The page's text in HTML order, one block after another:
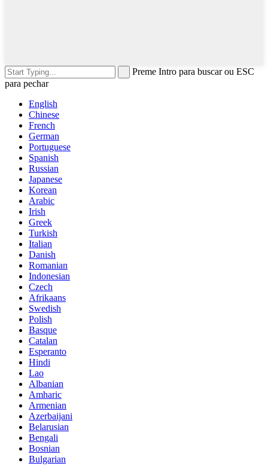
Preme Intro para buscar ou ESC
para pechar
English
Chinese
French
German
Portuguese
Spanish
Russian
Japanese
Korean
Arabic
Irish
Greek
Turkish
Italian
Danish
Romanian
Indonesian
Czech
Afrikaans
Swedish
Polish
Basque
Catalan
Esperanto
Hindi
Lao
Albanian
Amharic
Armenian
Azerbaijani
Belarusian
Bengali
Bosnian
Bulgarian